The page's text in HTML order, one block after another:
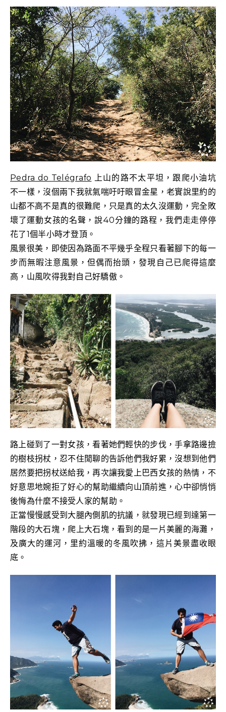
Pedra do Telégrafo 上山的路不太平坦，跟爬小油坑
不一樣，沒個兩下我就氣喘吁吁眼冒金星，老實說里約的
山都不高不是真的很難爬，只是真的太久沒運動，完全敗
壞了運動女孩的名聲，說40分鐘的路程，我們走走停停
花了1個半小時才登頂。
風景很美，即使因為路面不平幾乎全程只看著腳下的每一
步而無暇注意風景，但偶而抬頭，發現自己已爬得這麼
高，山風吹得我對自己好驕傲。
路上碰到了一對女孩，看著她們輕快的步伐，手拿路邊撿
的樹枝拐杖，忍不住閒聊的告訴他們我好累，沒想到他們
居然要把拐杖送給我，再次讓我愛上巴西女孩的熱情，不
好意思地婉拒了好心的幫助繼續向山頂前進，心中卻悄悄
後悔為什麼不接受人家的幫助。
正當慢慢感受到大腿內側肌的抗議，就發現已經到達第一
階段的大石塊，爬上大石塊，看到的是一片美麗的海灘，
及廣大的運河，里約溫暖的冬風吹拂，這片美景盡收眼
底。